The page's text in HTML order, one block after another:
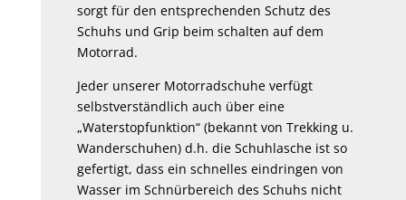
sorgt für den entsprechenden Schutz des
Schuhs und Grip beim schalten auf dem
Motorrad.
Jeder unserer Motorradschuhe verfügt
selbstverständlich auch über eine
„Waterstopfunktion“ (bekannt von Trekking u.
Wanderschuhen) d.h. die Schuhlasche ist so
gefertigt, dass ein schnelles eindringen von
Wasser im Schnürbereich des Schuhs nicht